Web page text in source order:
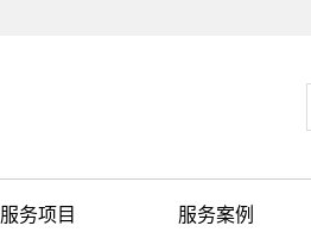
服务项目 服务案例